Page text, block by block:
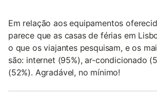
Em relação aos equipamentos
parece que as casas de férias em
o que os viajantes pesquisam, e os
são: internet (95%), ar-condicionado
(52%). Agradável, no mínimo!